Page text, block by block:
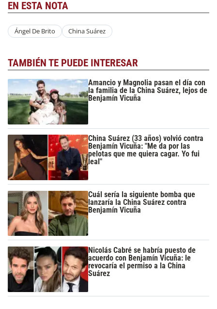
EN ESTA NOTA
Ángel De Brito China Suárez
TAMBIÉN TE PUEDE INTERESAR
Amancio y Magnolia pasan el día con
la familia de la China Suárez, lejos de
Benjamín Vicuña
China Suárez (33 años) volvió contra
Benjamín Vicuña: "Me da por las
pelotas que me quiera cagar. Yo fui
leal"
Cuál sería la siguiente bomba que
lanzaría la China Suárez contra
Benjamín Vicuña
Nicolás Cabré se habría puesto de
acuerdo con Benjamín Vicuña: le
revocaría el permiso a la China
Suárez